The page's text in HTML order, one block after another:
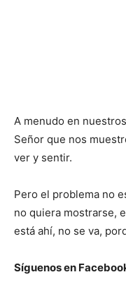
A menudo en
Señor que nos
ver y sentir.
Pero el problema no
no quiera mostrarse,
está ahí, no se va,
Síguenos en